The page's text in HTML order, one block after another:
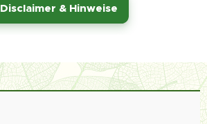
Disclaimer & Hinweise